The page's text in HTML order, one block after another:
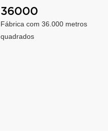
36000
Fábrica com 36.000 metros
quadrados